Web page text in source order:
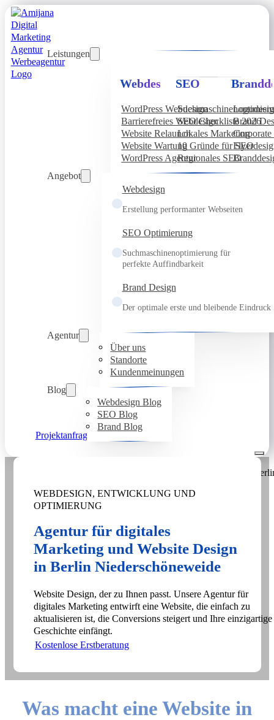
Leistungen
Webdesign
WordPress Webdesign
Barrierefreies Webdesign
Website Relaunch
Website Wartung
WordPress Agentur
SEO
SEO Checkliste 2026
Lokales Marketing
10 Gründe für SEO
Regionales SEO
Brand
Angebot
Webdesign
Erstellung performanter Webseiten
SEO Optimierung
Suchmaschinenoptimierung für
perfekte Auffindbarkeit
Brand Design
Der optimale erste und bleibende Eindruck
Agentur
Über uns
Standorte
Kundenmeinungen
Blog
Webdesign Blog
SEO Blog
Brand Blog
Projektanfrage
WEBDESIGN, ENTWICKLUNG UND
OPTIMIERUNG
Agentur für digitales
Marketing und Website Design
in Berlin Niederschöneweide
Website Design, der zu Ihnen passt. Unsere Agentur für
digitales Marketing entwirft eine Website, die einfach zu
aktualisieren ist, die Conversions steigert und Ihre einzigartige
Geschichte einfängt.
Kostenlose Erstberatung
Was macht eine Website in